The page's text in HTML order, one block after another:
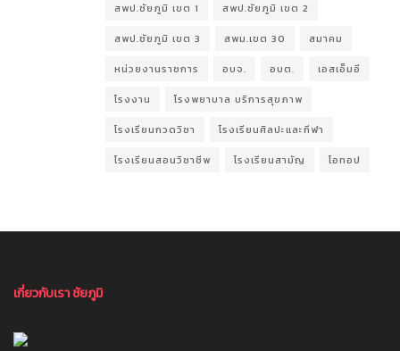
สพป.ชัยภูมิ เขต 1 สพป.ชัยภูมิ เขต 2
สพป.ชัยภูมิ เขต 3 สพม.เขต 30 สมาคม
หน่วยงานราชการ อบจ. อบต. เอสเอ็มอี
โรงงาน โรงพยาบาล บริการสุขภาพ
โรงเรียนกวดวิชา โรงเรียนศิลปะและกีฬา
โรงเรียนสอนวิชาชีพ โรงเรียนสามัญ โอทอป
เกี่ยวกับเรา ชัยภูมิ